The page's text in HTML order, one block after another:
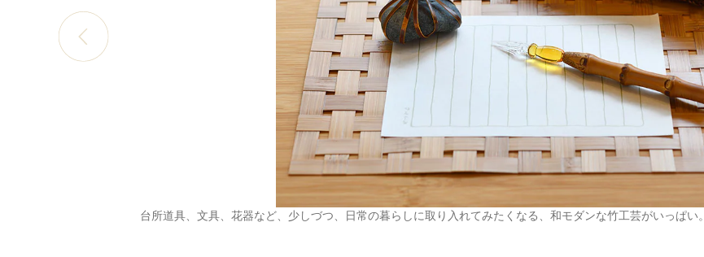
台所道具、文具、花器など、少しづつ、日常の暮らしに取り入れてみたくなる、和モダンな竹工芸がいっぱい。